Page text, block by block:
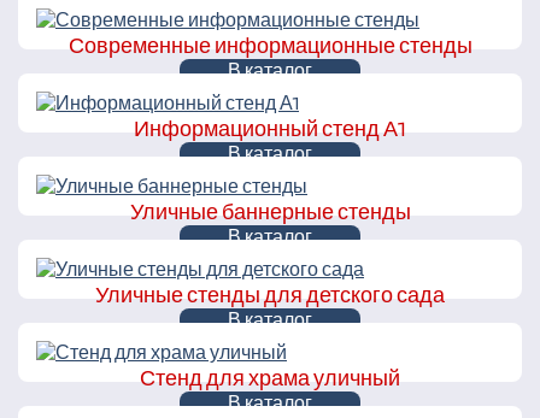
Современные информационные стенды
В каталог
Информационный стенд А1
В каталог
Уличные баннерные стенды
В каталог
Уличные стенды для детского сада
В каталог
Стенд для храма уличный
В каталог